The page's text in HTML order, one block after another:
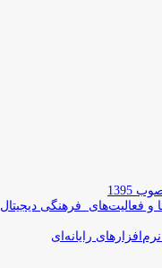
1395
و فعالیت‌­های فرهنگی دیجیتال
رایانه‌ای